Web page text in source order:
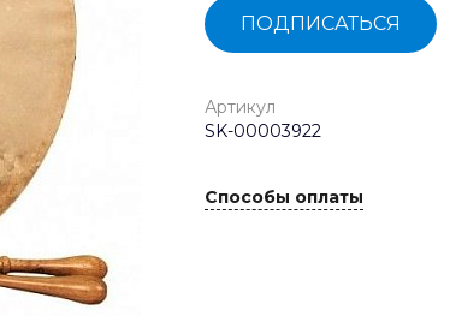
ПОДПИСАТЬСЯ
Артикул
SK-00003922
Способы оплаты